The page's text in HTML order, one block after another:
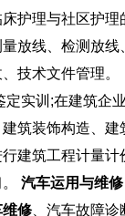
护理与社区护理
放线、检测放
、技术文件管理
定实训;在建筑
筑装饰构造、
筑工程计量计
汽车运用与维修
修 、汽车故障